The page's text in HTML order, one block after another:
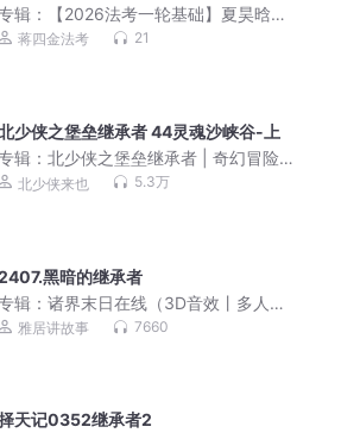
辑：
【2026法考一轮基础】夏昊晗民
应试薄讲义公开课
蒋四金法考 21
少侠之堡垒继承者 44灵魂沙峡谷-上
辑：北少侠之堡垒继承者 | 奇幻冒险 ·
间思维
北少侠来也 5.3万
黑暗的继承者
辑：诸界末日在线（3D音效丨多人丨
免费）
雅居讲故事 7660
天记0352继承者2